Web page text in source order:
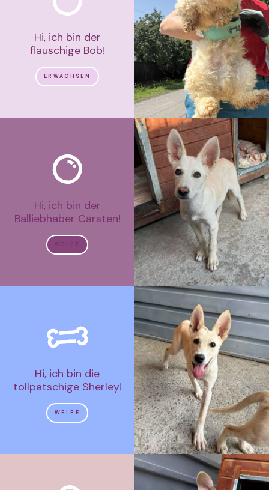
Hi, ich bin der
flauschige Bob!
ERWACHSEN
Hi, ich bin der
Balliebhaber Carsten!
Hi, ich bin die
tollpatschige Sherley!
WELPE